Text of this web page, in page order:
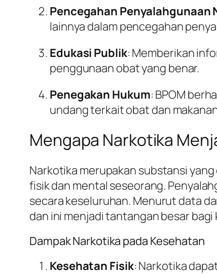
Pencegahan Penyalahgunaan
lainnya dalam pencegahan
Edukasi Publik: Memberikan
penggunaan obat yang benar.
Penegakan Hukum: BPOM
undang terkait obat dan
Mengapa Narkotika
Narkotika merupakan substansi
fisik dan mental seseorang.
secara keseluruhan. Menurut data
dan ini menjadi tantangan besar
Dampak Narkotika pada Kesehatan
Kesehatan Fisik: Narkotika